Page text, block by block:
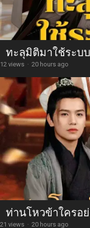
ทะลุมิติมาใช้ระบ
12 views · 20 hours ago
ท่านโหวข้าใครอ
21 views · 20 hours ago